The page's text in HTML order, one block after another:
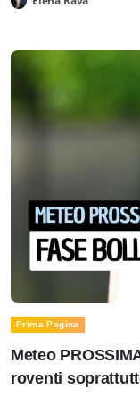
Prima Pagina
Meteo
roventi